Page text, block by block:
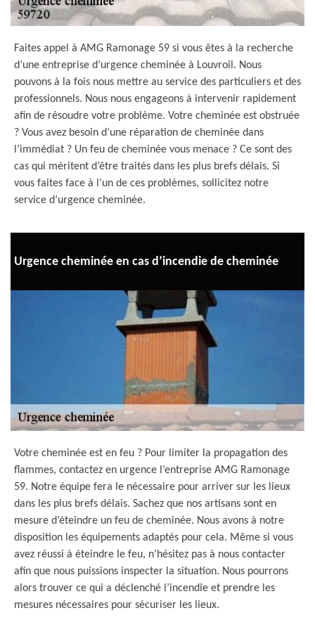
Faites appel à AMG Ramonage 59 si vous êtes à la recherche
d’une entreprise d’urgence cheminée à Louvroil. Nous
pouvons à la fois nous mettre au service des particuliers et des
professionnels. Nous nous engageons à intervenir rapidement
afin de résoudre votre problème. Votre cheminée est obstruée
? Vous avez besoin d’une réparation de cheminée dans
l’immédiat ? Un feu de cheminée vous menace ? Ce sont des
cas qui méritent d’être traités dans les plus brefs délais. Si
vous faites face à l’un de ces problèmes, sollicitez notre
service d’urgence cheminée.
Urgence cheminée en cas d’incendie de cheminée
Votre cheminée est en feu ? Pour limiter la propagation des
flammes, contactez en urgence l’entreprise AMG Ramonage
59. Notre équipe fera le nécessaire pour arriver sur les lieux
dans les plus brefs délais. Sachez que nos artisans sont en
mesure d’éteindre un feu de cheminée. Nous avons à notre
disposition les équipements adaptés pour cela. Même si vous
avez réussi à éteindre le feu, n’hésitez pas à nous contacter
afin que nous puissions inspecter la situation. Nous pourrons
alors trouver ce qui a déclenché l’incendie et prendre les
mesures nécessaires pour sécuriser les lieux.